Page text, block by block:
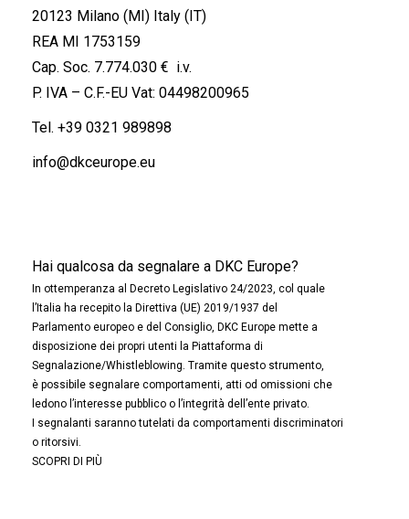
20123 Milano (MI) Italy (IT)
REA MI 1753159
Cap. Soc. 7.774.030 € i.v.
P. IVA – C.F.-EU Vat: 04498200965
Tel. +39 0321 989898
info@dkceurope.eu
Hai qualcosa da segnalare a DKC Europe?
In ottemperanza al Decreto Legislativo 24/2023, col quale
l’Italia ha recepito la Direttiva (UE) 2019/1937 del
Parlamento europeo e del Consiglio, DKC Europe mette a
disposizione dei propri utenti la Piattaforma di
Segnalazione/Whistleblowing. Tramite questo strumento,
è possibile segnalare comportamenti, atti od omissioni che
ledono l’interesse pubblico o l’integrità dell’ente privato.
I segnalanti saranno tutelati da comportamenti discriminatori
o ritorsivi.
SCOPRI DI PIÙ